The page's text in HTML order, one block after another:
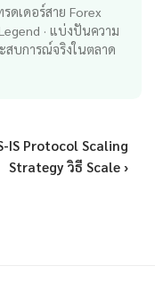
ดเดอร์สาย Forex
· แบ่งปันความ
สบการณ์จริงในตลาด
IS Protocol Scaling
Strategy วิธี Scale ›